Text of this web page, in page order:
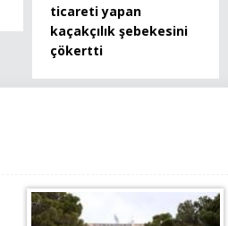
ticareti yapan
kaçakçılık şebekesini
çökertti